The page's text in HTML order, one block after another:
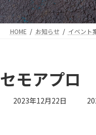
HOME お知らせ イベント
セモアプロ
2023年12月22日
最